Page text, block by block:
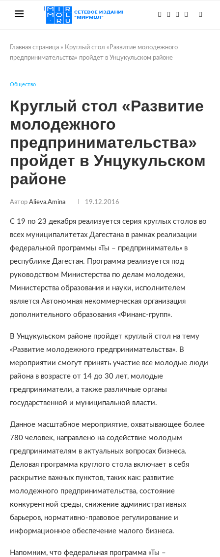
Главная страница » Круглый стол «Развитие молодежного
предпринимательства» пройдет в Унцукульском районе
Общество
Круглый стол «Развитие
молодежного
предпринимательства»
пройдет в Унцукульском
районе
Автор Alieva.amina 19.12.2016
С 19 по 23 декабря реализуется серия круглых столов во
всех муниципалитетах Дагестана в рамках реализации
федеральной программы «Ты – предприниматель» в
республике Дагестан. Программа реализуется под
руководством Министерства по делам молодежи,
Министерства образования и науки, исполнителем
является Автономная некоммерческая организация
дополнительного образования «Финанс-групп».
В Унцукульском районе пройдет круглый стол на тему
«Развитие молодежного предпринимательства». В
мероприятии смогут принять участие все молодые люди
района в возрасте от 14 до 30 лет, молодые
предприниматели, а также различные органы
государственной и муниципальной власти.
Данное масштабное мероприятие, охватывающее более
780 человек, направлено на содействие молодым
предпринимателям в актуальных вопросах бизнеса.
Деловая программа круглого стола включает в себя
раскрытие важных пунктов, таких как: развитие
молодежного предпринимательства, состояние
конкурентной среды, снижение административных
барьеров, нормативно-правовое регулирование и
информационное обеспечение малого бизнеса.
Напомним, что федеральная программа «Ты –